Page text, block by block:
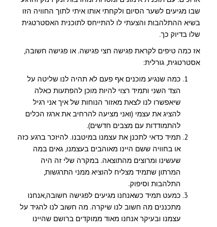
שבו מגיעים לשער הסיום ולקחתי אותו איתי לתוך החוויה הזו
בשיא ההתלהבות והצעתי לו להתייחס לתוכנית האסטרטגית
שלו בדיוק כך.
אז כמה טיפים לקראת פגישה חצי פגישה. או פגישה חשובה,
אסטרטגית, גורלית:
כמה שנגיע מוכנים אף פעם לא תהיה לנו שליטה על
הצד השני ותמיד רצוי להיות מוכן להפתעות כאלה
שיאפשרו לנו לצאת מאזור הנוחות של איך אני רגיל
להציג את עצמי (ואני מציעה להרחיב את ארגז הכלים
להתמודדות עם מצבים חדשים).
תמיד כדאי לתכנן את עצמנו במיטבנו. להיזכר ברגע כזה
או בחוויה ששם היינו מאוהבים בעצמנו, גאים במה
שעשינו ומרוצים מהתוצאה. במקרה שלי זה היה
המרתון שתמיד מצליח להוציא ממני התרגשות,
התלהבות וסיפוק.
כמעט תמיד כשאנחנו מגיעים לפגישה חשובה,אנחנו
מתכננים מה חשוב לנו שיקרה. מה חשוב לנו להגיד על
עצמנו ובעיקר אנחנו מאוד ממוקדים ברושם שהיינו